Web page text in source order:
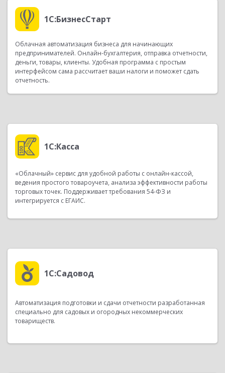
1С:БизнесСтарт
Облачная автоматизация бизнеса для начинающих
предпринимателей. Онлайн-бухгалтерия, отправка отчетности,
деньги, товары, клиенты. Удобная программа с простым
интерфейсом сама рассчитает ваши налоги и поможет сдать
отчетность.
1С:Касса
«Облачный» сервис для удобной работы с онлайн-кассой,
ведения простого товароучета, анализа эффективности работы
торговых точек. Поддерживает требования 54-ФЗ и
интегрируется с ЕГАИС.
1С:Садовод
Автоматизация подготовки и сдачи отчетности разработанная
специально для садовых и огородных некоммерческих
товариществ.